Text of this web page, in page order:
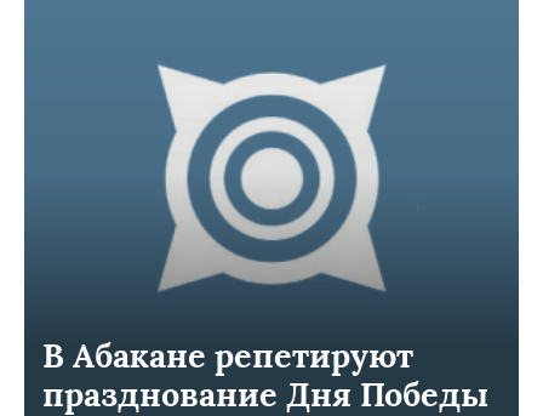
В Абакане репетируют
празднование Дня Победы